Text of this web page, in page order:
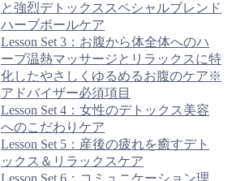
と強烈デトックススペシャルブレンド
ハーブボールケア
Lesson Set 3：お腹から体全体へのハ
ーブ温熱マッサージとリラックスに特
化したやさしくゆるめるお腹のケア※
アドバイザー必須項目
Lesson Set 4：女性のデトックス美容
へのこだわりケア
Lesson Set 5：産後の疲れを癒すデト
ックス＆リラックスケア